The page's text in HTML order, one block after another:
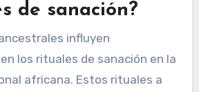
de sanación?
influyen
los rituales de sanación en la
africana. Estos rituales a